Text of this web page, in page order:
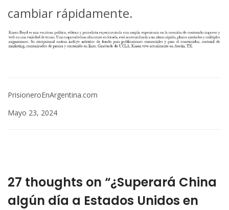
cambiar rápidamente.
PrisioneroEnArgentina.com
Mayo 23, 2024
27 thoughts on “¿Superará China
algún día a Estados Unidos en